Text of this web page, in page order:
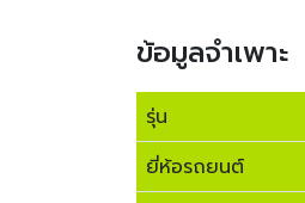
ข้อมูลจำเพาะ
รุ่น
ยี่ห้อรถยนต์